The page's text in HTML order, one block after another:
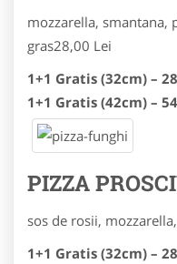
mozzarella, smantana,
gras28,00 Lei
1+1 Gratis (32cm) –
1+1 Gratis (42cm) –
PIZZA
sos de rosii,
1+1 Gratis (32cm) –